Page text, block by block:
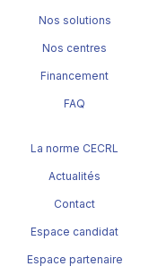
Nos solutions
Nos centres
Financement
FAQ
La norme CECRL
Actualités
Contact
Espace candidat
Espace partenaire